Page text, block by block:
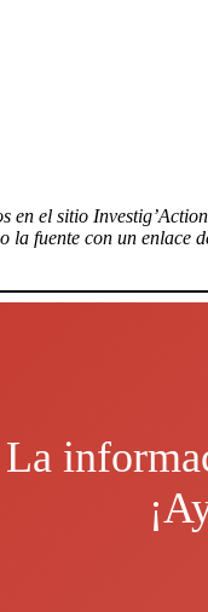
en el sitio
la fuente con un
La